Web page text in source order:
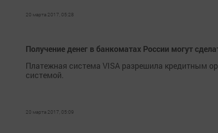
20 марта 2017, 05:28
Получение денег в банкоматах России могут
Платежная система VISA разрешила кредитным
системой.
20 марта 2017, 05:09